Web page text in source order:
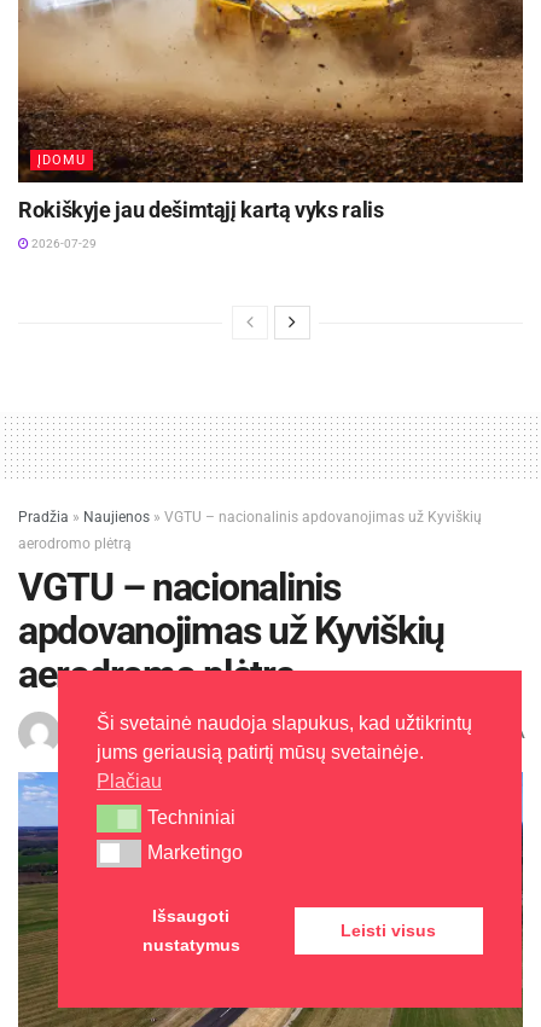
ĮDOMU
Rokiškyje jau dešimtąjį kartą vyks ralis
2026-07-29
Pradžia » Naujienos » VGTU – nacionalinis apdovanojimas už Kyviškių
aerodromo plėtrą
VGTU – nacionalinis
apdovanojimas už Kyviškių
aerodromo plėtrą
J. Šalaševičienė 2016-12-21 Laikas: 2 min skaitymo A
Ši svetainė naudoja slapukus, kad užtikrintų
jums geriausią patirtį mūsų svetainėje.
Plačiau
Techniniai
Techniniai
Marketingo
Marketingo
Išsaugoti
nustatymus
Leisti visus